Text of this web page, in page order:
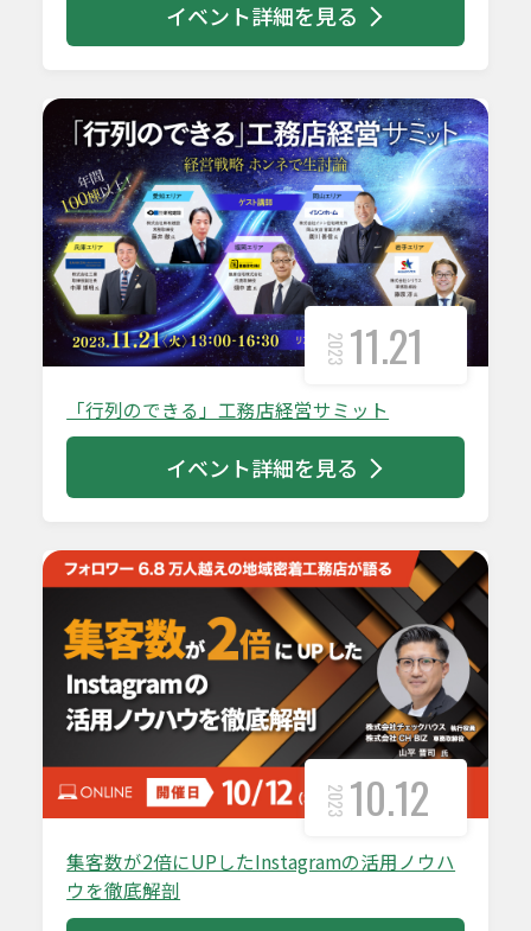
イベント詳細を見る
2023 11.21
「行列のできる」工務店経営サミット
イベント詳細を見る
2023 10.12
集客数が2倍にUPしたInstagramの活用ノウハ
ウを徹底解剖